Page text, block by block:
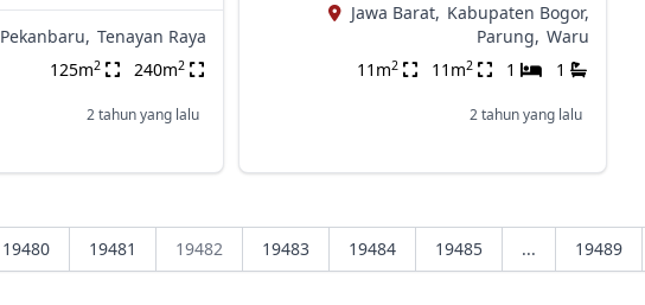
Pekanbaru, Tenayan Raya
125m2 240m2
2 tahun yang lalu
Jawa Barat, Kabupaten Bogor,
Parung, Waru
11m2 11m2 1 1
2 tahun yang lalu
19480 19481 19482 19483 19484 19485 ... 19489